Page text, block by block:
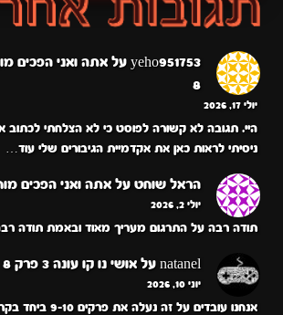
yeho951753 על
8
יולי 17, 2026
היי. תגובה לא קשורה לפוסט כי לא הצלחתי לכתוב
ניסיתי לראות כאן את אקדמיית הגיבורים שלי עוד…
הראל שוחט על אתה ואני הפכים
יולי 2, 2026
תודה רבה על התרגום מעריך מאוד ובאמת תודה
natanel על אושי נו קו עונה 3 פרק 8
יוני 10, 2026
אנחנו עובדים על זה